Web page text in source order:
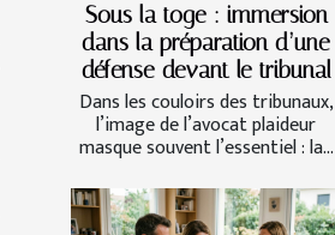
Sous la toge : immersion
dans la préparation d’une
défense devant le tribunal
Dans les couloirs des tribunaux,
l’image de l’avocat plaideur
masque souvent l’essentiel : la...